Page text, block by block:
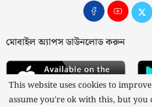
মোবাইল অ্যাপস ডাউনলোড করুন
This website uses cookies to
assume you're ok with this, but